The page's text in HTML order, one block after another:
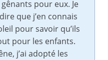
pour eux. Je
que j’en connais
pour savoir qu’ils
pour les enfants.
j’ai adopté les